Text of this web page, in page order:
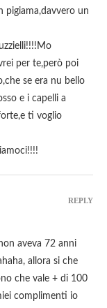
pigiama,davvero un
per te,però poi
se era nu bello
e i capelli a
ti voglio
aveva 72 anni
allora si che
che vale + di 100
complimenti io
REPLY